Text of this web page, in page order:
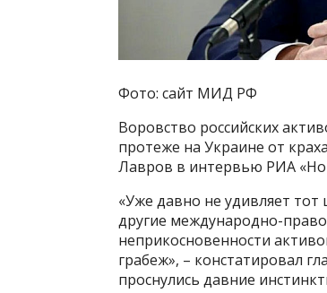
Фото: сайт МИД РФ
Воровство российских
протеже на Украине от
Лавров в интервью РИА
«Уже давно не удивляет
другие международно-
неприкосновенности
грабеж», – констатировал
проснулись давние